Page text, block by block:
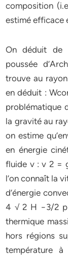
composition
estimé efficace
On déduit de
poussée
trouve au
en déduit :
problématique
la gravité au
on estime
en énergie
fluide v : v 2 =
l’on connaît la
d’énergie
4 √ 2 H −3/2 p
thermique
hors régions
température